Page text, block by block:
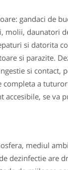
gandaci de
molii, daunatori
si datorita
si parazite.
si contact,
a
se va
mediul
dezinfectie are